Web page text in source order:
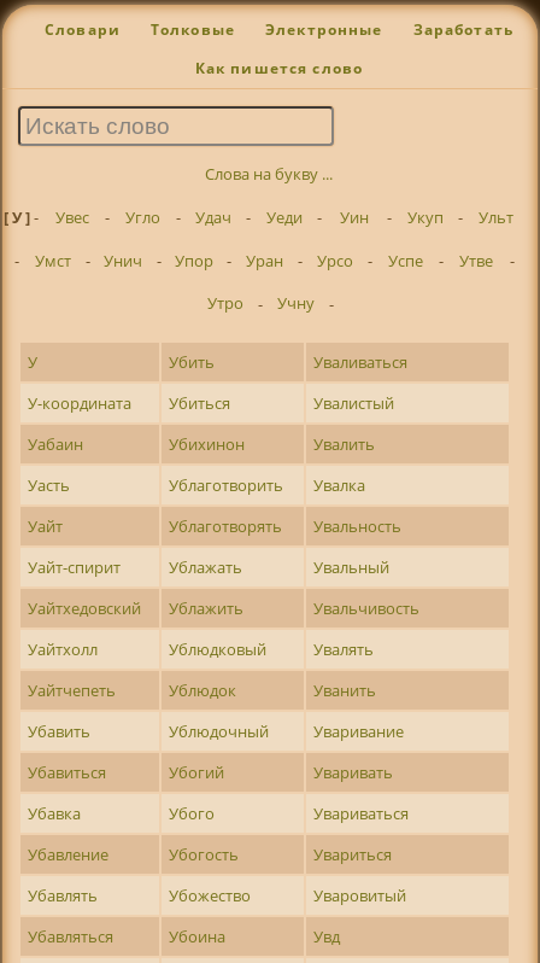
Словари Толковые Электронные Заработать
Как пишется слово
Слова на букву ...
[ У ]- Увес - Угло - Удач - Уеди - Уин - Укуп -
Ульт
-
Умст - Унич - Упор - Уран - Урсо - Успе - Утве
-
Утро
- Учну -
У Убить
Уваливаться
У-координата
Убиться
Увалистый
Уабаин
Убихинон
Увалить
Уасть
Ублаготворить
Увалка
Уайт
Ублаготворять
Увальность
Уайт-спирит
Ублажать
Увальный
Уайтхедовский
Ублажить
Увальчивость
Уайтхолл
Ублюдковый
Увалять
Уайтчепеть
Ублюдок
Уванить
Убавить
Ублюдочный
Уваривание
Убавиться
Убогий
Уваривать
Убавка
Убого
Увариваться
Убавление
Убогость
Увариться
Убавлять
Убожество
Уваровитый
Убавляться
Убоина
Увд